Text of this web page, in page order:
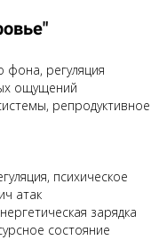
регуляция
ощущений
репродуктивное
психическое
атак
зарядка
состояние